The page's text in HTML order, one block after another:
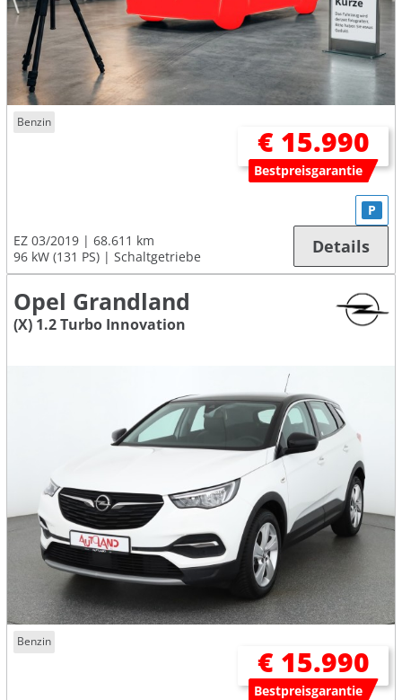
Benzin
€ 15.990
Bestpreisgarantie
EZ 03/2019
68.611 km
96 kW (131 PS)
Schaltgetriebe
P
Details
Opel Grandland
(X) 1.2 Turbo Innovation
Benzin
€ 15.990
Bestpreisgarantie